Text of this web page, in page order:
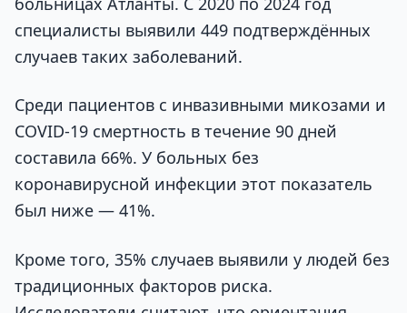
специалисты выявили 449 подтверждённых
случаев таких заболеваний.
Среди пациентов с инвазивными микозами и
COVID-19 смертность в течение 90 дней
составила 66%. У больных без
коронавирусной инфекции этот показатель
был ниже — 41%.
Кроме того, 35% случаев выявили у людей без
традиционных факторов риска.